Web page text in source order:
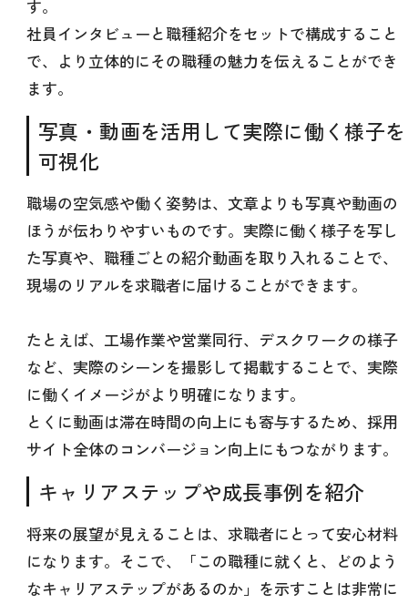
す。
社員インタビューと職種紹介をセットで構成すること
で、より立体的にその職種の魅力を伝えることができ
ます。
写真・動画を活用して実際に働く様子を
可視化
職場の空気感や働く姿勢は、文章よりも写真や動画の
ほうが伝わりやすいものです。実際に働く様子を写し
た写真や、職種ごとの紹介動画を取り入れることで、
現場のリアルを求職者に届けることができます。
たとえば、工場作業や営業同行、デスクワークの様子
など、実際のシーンを撮影して掲載することで、実際
に働くイメージがより明確になります。
とくに動画は滞在時間の向上にも寄与するため、採用
サイト全体のコンバージョン向上にもつながります。
キャリアステップや成長事例を紹介
将来の展望が見えることは、求職者にとって安心材料
になります。そこで、「この職種に就くと、どのよう
なキャリアステップがあるのか」を示すことは非常に